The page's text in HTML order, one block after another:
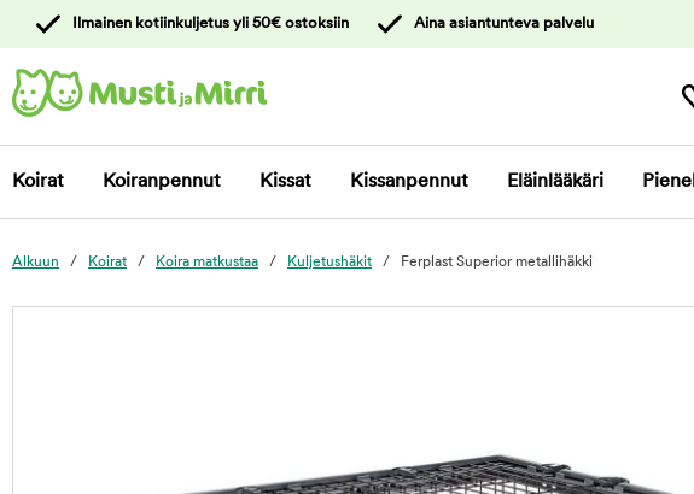
asiakaspalveluun
Ilmainen kotiinkuljetus yli 50€ ostoksiin Aina asiantunteva palvelu
Koirat Koiranpennut Kissat Kissanpennut Eläinlääkäri
Alkuun Koirat Koira matkustaa Kuljetushäkit Ferplast Superior metallihäkki